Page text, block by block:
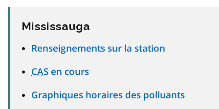
Mississauga
Renseignements sur la station
CAS en cours
Graphiques horaires des polluants